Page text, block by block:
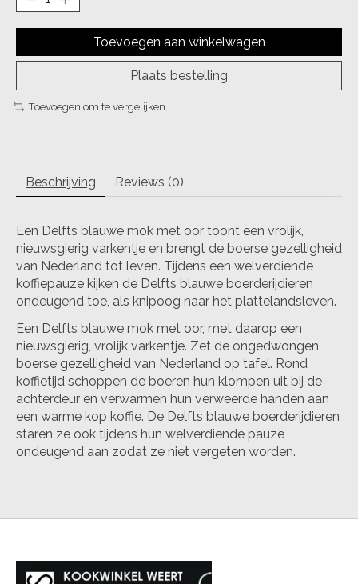
Toevoegen aan winkelwagen
Plaats bestelling
Toevoegen om te vergelijken
Beschrijving Reviews (0)
Een Delfts blauwe mok met oor toont een vrolijk,
nieuwsgierig varkentje en brengt de boerse gezelligheid
van Nederland tot leven. Tijdens een welverdiende
koffiepauze kijken de Delfts blauwe boerderijdieren
ondeugend toe, als knipoog naar het plattelandsleven.
Een Delfts blauwe mok met oor, met daarop een
nieuwsgierig, vrolijk varkentje. Zet de ongedwongen,
boerse gezelligheid van Nederland op tafel. Rond
koffietijd schoppen de boeren hun klompen uit bij de
achterdeur en verwarmen hun verweerde handen aan
een warme kop koffie. De Delfts blauwe boerderijdieren
staren ze ook tijdens hun welverdiende pauze
ondeugend aan zodat ze niet vergeten worden.